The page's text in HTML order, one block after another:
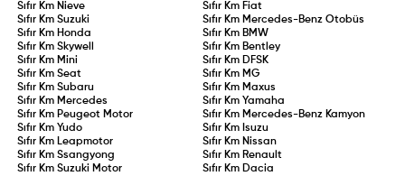
Sıfır Km Nieve Sıfır Km Fiat
Sıfır KmSuzuki Sıfır Km Mercedes-Benz Otobüs
Sıfır Km Honda Sıfır Km BMW
Sıfır KmSkywell Sıfır Km Bentley
Sıfır Km Mini Sıfır Km DFSK
Sıfır KmSeat Sıfır Km MG
Sıfır KmSubaru Sıfır Km Maxus
Sıfır Km Mercedes Sıfır Km Yamaha
Sıfır Km Peugeot Motor Sıfır Km Mercedes-Benz Kamyon
Sıfır Km Yudo Sıfır Km Isuzu
Sıfır Km Leapmotor Sıfır Km Nissan
Sıfır KmSsangyong Sıfır Km Renault
Sıfır KmSuzuki Motor Sıfır Km Dacia